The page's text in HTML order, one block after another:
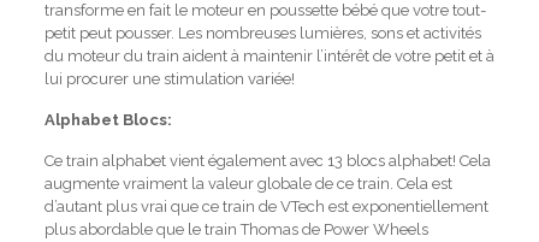
transforme en fait le moteur en poussette bébé que votre tout-
petit peut pousser. Les nombreuses lumières, sons et activités
du moteur du train aident à maintenir l’intérêt de votre petit et à
lui procurer une stimulation variée!
Alphabet Blocs:
Ce train alphabet vient également avec 13 blocs alphabet! Cela
augmente vraiment la valeur globale de ce train. Cela est
d’autant plus vrai que ce train de VTech est exponentiellement
plus abordable que le train Thomas de Power Wheels